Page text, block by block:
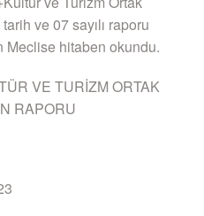
ve 07 sayılı raporu
Meclise hitaben okundu.
VE TURİZM ORTAK
RAPORU